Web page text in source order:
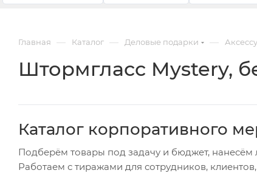
Главная — Каталог — Деловые подарки —
Штормгласс Mystery,
Каталог корпоративного
Подберём товары под задачу и бюджет, нанесём
Работаем с тиражами для сотрудников,